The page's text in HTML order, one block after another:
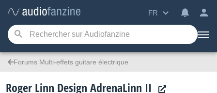
FR
Forums Multi-effets guitare électrique
Roger Linn Design AdrenaLinn II